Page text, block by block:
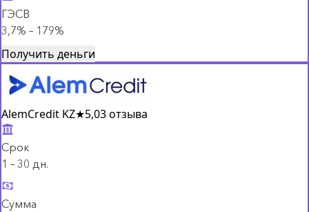
ГЭСВ
3,7% – 179%
Получить деньги
AlemCredit KZ★5,03 отзыва
Срок
1 – 30 дн.
Сумма